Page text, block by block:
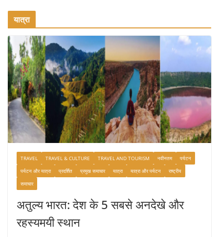
यात्रा
TRAVEL TRAVEL & CULTURE TRAVEL AND TOURISM नवीनतम
पर्यटन
पर्यटन और यात्रा
प्रदर्शित प्रमुख समाचार यात्रा यात्रा और पर्यटन
राष्ट्रीय
समाचार
अतुल्य भारत: देश के 5 सबसे अनदेखे और
रहस्यमयी स्थान